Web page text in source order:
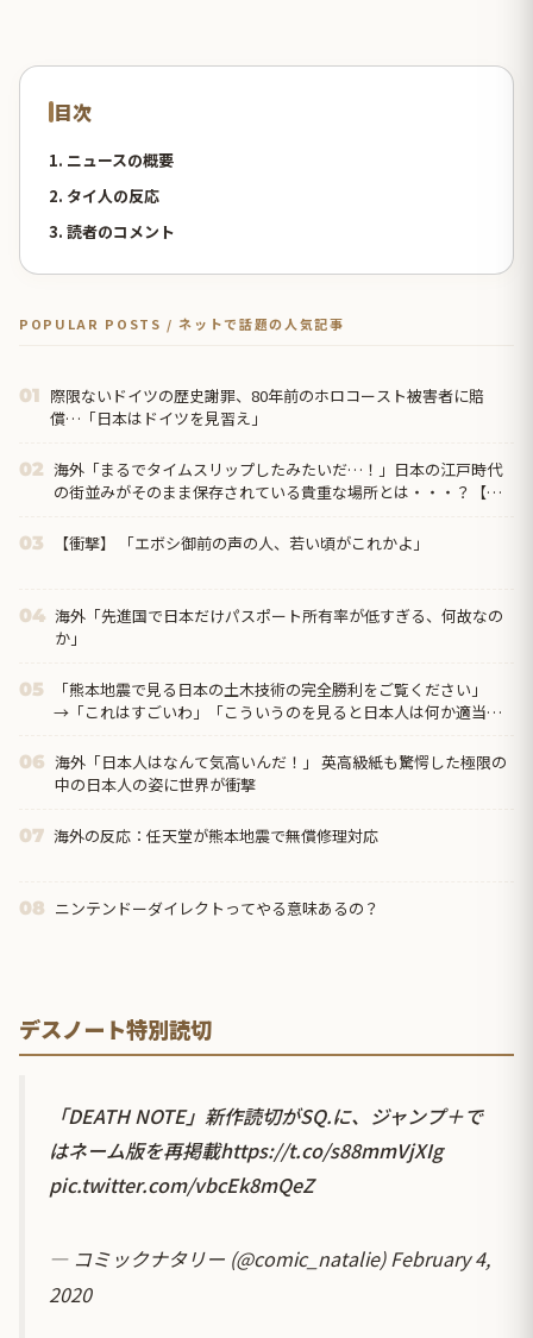
目次
1. ニュースの概要
2. タイ人の反応
3. 読者のコメント
POPULAR POSTS / ネットで話題の人気記事
01 際限ないドイツの歴史謝罪、80年前のホロコースト被害者に賠
償…「日本はドイツを見習え」
02 海外「まるでタイムスリップしたみたいだ…！」日本の江戸時代
の街並みがそのまま保存されている貴重な場所とは・・・？【海
03 【衝撃】 「エボシ御前の声の人、若い頃がこれかよ」
04 海外「先進国で日本だけパスポート所有率が低すぎる、何故なの
か」
05
「熊本地震で見る日本の土木技術の完全勝利をご覧ください」
→「これはすごいわ」「こういうのを見ると日本人は何か適当に
06 海外「日本人はなんて気高いんだ！」 英高級紙も驚愕した極限の
中の日本人の姿に世界が衝撃
07 海外の反応：任天堂が熊本地震で無償修理対応
08 ニンテンドーダイレクトってやる意味あるの？
デスノート特別読切
「DEATH NOTE」新作読切がSQ.に、ジャンプ＋で
はネーム版を再掲載https://t.co/s88mmVjXIg
pic.twitter.com/vbcEk8mQeZ
— コミックナタリー (@comic_natalie)February 4,
2020